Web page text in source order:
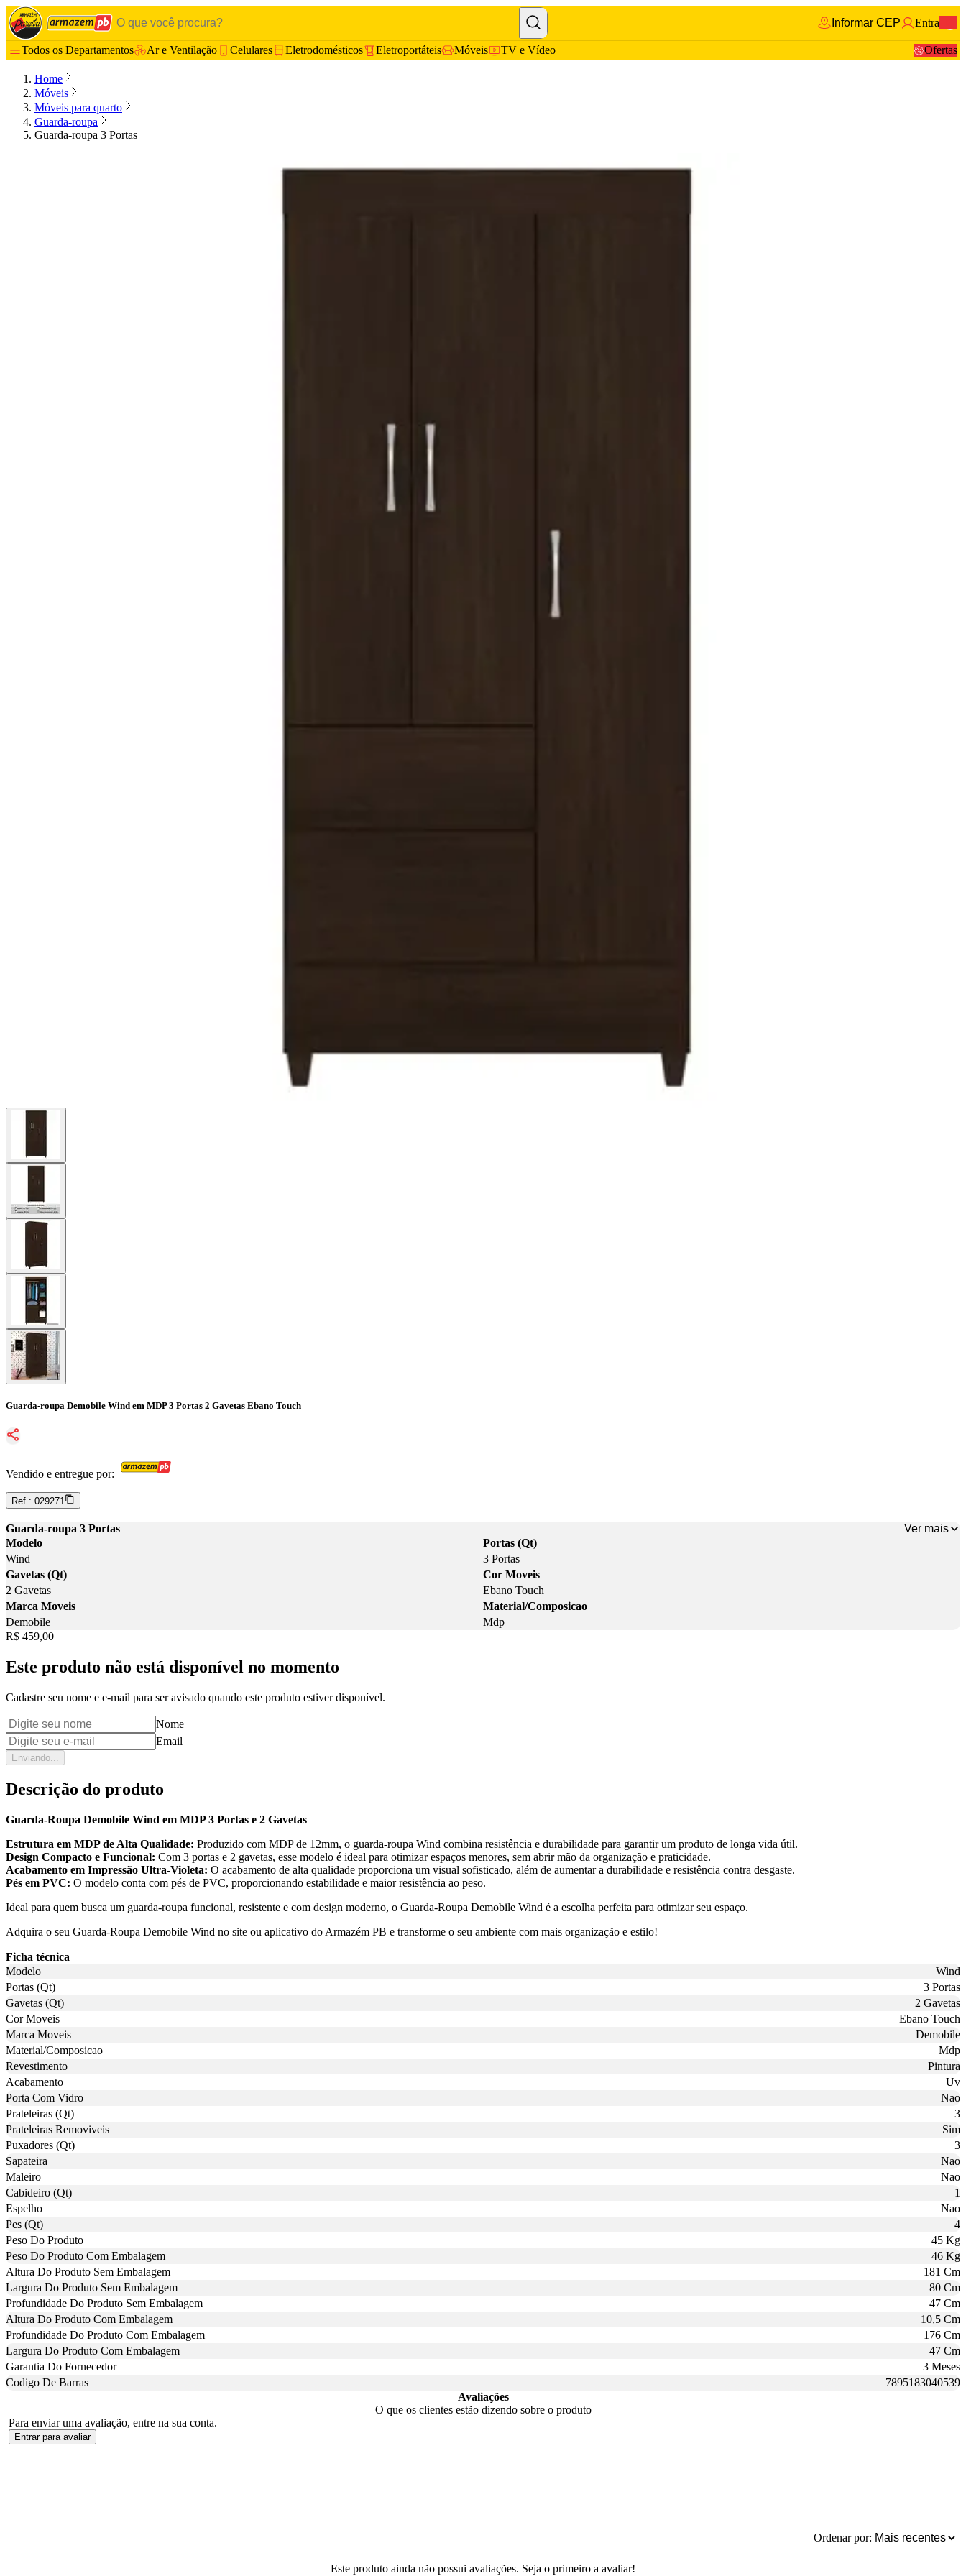
Informar CEP Entrar
Todos os Departamentos Ar e Ventilação Celulares Eletrodomésticos Eletroportáteis Móveis TV e Vídeo Ofertas
Home
Móveis
Móveis para quarto
Guarda-roupa
Guarda-roupa 3 Portas
Guarda-roupa Demobile Wind em MDP 3 Portas 2 Gavetas Ebano Touch
Vendido e entregue por:
Ref.: 029271
Guarda-roupa 3 Portas
Ver mais
Modelo
Wind
Portas (Qt)
3 Portas
Gavetas (Qt)
2 Gavetas
Cor Moveis
Ebano Touch
Marca Moveis
Demobile
Material/Composicao
Mdp
Price:
R$ 459,00
Este produto não está disponível no momento
Cadastre seu nome e e-mail para ser avisado quando este produto estiver disponível.
Nome
Email
Enviando...
Descrição do produto
Guarda-Roupa Demobile Wind em MDP 3 Portas e 2 Gavetas
Estrutura em MDP de Alta Qualidade: Produzido com MDP de 12mm, o guarda-roupa Wind combina resistência e durabilidade para garantir um produto de longa vida útil.
Design Compacto e Funcional: Com 3 portas e 2 gavetas, esse modelo é ideal para otimizar espaços menores, sem abrir mão da organização e praticidade.
Acabamento em Impressão Ultra-Violeta: O acabamento de alta qualidade proporciona um visual sofisticado, além de aumentar a durabilidade e resistência contra desgaste.
Pés em PVC: O modelo conta com pés de PVC, proporcionando estabilidade e maior resistência ao peso.
Ideal para quem busca um guarda-roupa funcional, resistente e com design moderno, o Guarda-Roupa Demobile Wind é a escolha perfeita para otimizar seu espaço.
Adquira o seu Guarda-Roupa Demobile Wind no site ou aplicativo do Armazém PB e transforme o seu ambiente com mais organização e estilo!
Ficha técnica
Modelo
Wind
Portas (Qt)
3 Portas
Gavetas (Qt)
2 Gavetas
Cor Moveis
Ebano Touch
Marca Moveis
Demobile
Material/Composicao
Mdp
Revestimento
Pintura
Acabamento
Uv
Porta Com Vidro
Nao
Prateleiras (Qt)
3
Prateleiras Removiveis
Sim
Puxadores (Qt)
3
Sapateira
Nao
Maleiro
Nao
Cabideiro (Qt)
1
Espelho
Nao
Pes (Qt)
4
Peso Do Produto
45 Kg
Peso Do Produto Com Embalagem
46 Kg
Altura Do Produto Sem Embalagem
181 Cm
Largura Do Produto Sem Embalagem
80 Cm
Profundidade Do Produto Sem Embalagem
47 Cm
Altura Do Produto Com Embalagem
10,5 Cm
Profundidade Do Produto Com Embalagem
176 Cm
Largura Do Produto Com Embalagem
47 Cm
Garantia Do Fornecedor
3 Meses
Codigo De Barras
7895183040539
Avaliações
O que os clientes estão dizendo sobre o produto
Para enviar uma avaliação, entre na sua conta.
Entrar para avaliar
Ordenar por:
Este produto ainda não possui avaliações. Seja o primeiro a avaliar!